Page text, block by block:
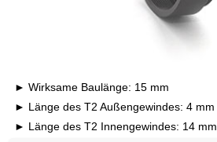
Wirksame Baulänge: 15 mm
Länge des T2 Außengewindes: 4 mm
Länge des T2 Innengewindes: 14 mm